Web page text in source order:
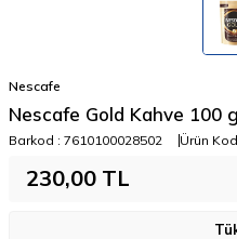
Nescafe
Nescafe Gold Kahve 100
Barkod : 7610100028502 Ürün
230,00 TL